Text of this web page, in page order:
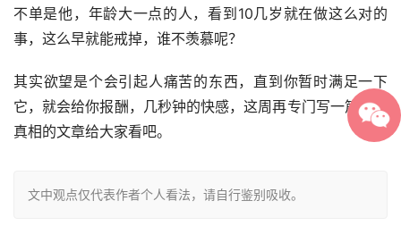
不单是他，年龄大一点的人，看到10几岁就在做这么对的
事，这么早就能戒掉，谁不羡慕呢？
其实欲望是个会引起人痛苦的东西，直到你暂时满足一下
它，就会给你报酬，几秒钟的快感，这周再专门写一篇欲望
真相的文章给大家看吧。
文中观点仅代表作者个人看法，请自行鉴别吸收。